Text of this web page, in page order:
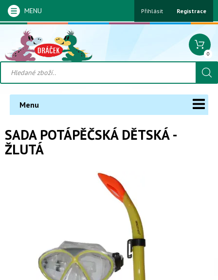
MENU Přihlásit Registrace
0
Menu
SADA POTÁPĚČSKÁ DĚTSKÁ -
ŽLUTÁ